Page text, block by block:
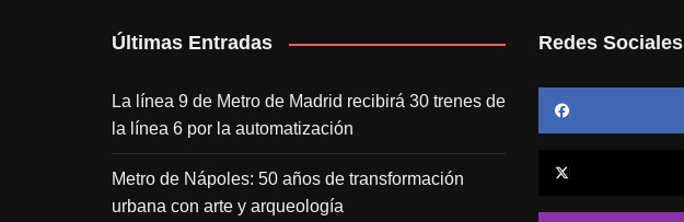
Últimas Entradas
La línea 9 de Metro de Madrid recibirá 30 trenes de
la línea 6 por la automatización
Metro de Nápoles: 50 años de transformación
urbana con arte y arqueología
Redes Sociales